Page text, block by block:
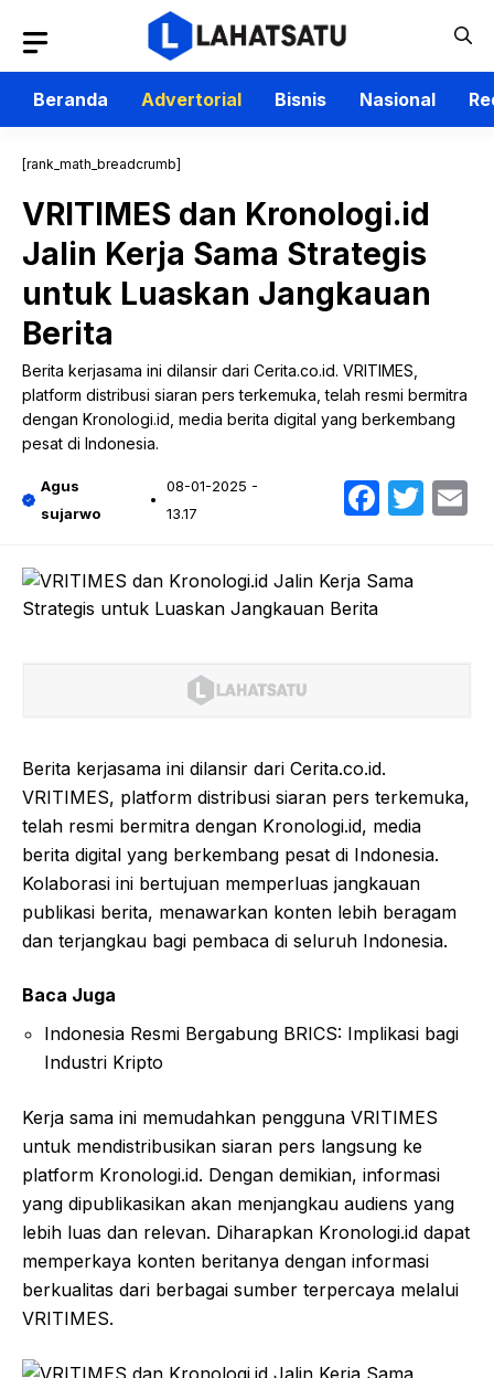
isi
Beranda
Advertorial Bisnis Nasional
[rank_math_breadcrumb]
VRITIMES dan Kronologi.id
Jalin Kerja Sama Strategis
untuk Luaskan Jangkauan
Berita
Berita kerjasama ini dilansir dari Cerita.co.id. VRITIMES,
platform distribusi siaran pers terkemuka, telah resmi bermitra
dengan Kronologi.id, media berita digital yang berkembang
pesat di Indonesia.
Agus
sujarwo
08-01-2025 -
13.17
Berita kerjasama ini dilansir dari Cerita.co.id.
VRITIMES, platform distribusi siaran pers terkemuka,
telah resmi bermitra dengan Kronologi.id, media
berita digital yang berkembang pesat di Indonesia.
Kolaborasi ini bertujuan memperluas jangkauan
publikasi berita, menawarkan konten lebih beragam
dan terjangkau bagi pembaca di seluruh Indonesia.
Baca Juga
Indonesia Resmi Bergabung BRICS: Implikasi bagi
Industri Kripto
Kerja sama ini memudahkan pengguna VRITIMES
untuk mendistribusikan siaran pers langsung ke
platform Kronologi.id. Dengan demikian, informasi
yang dipublikasikan akan menjangkau audiens yang
lebih luas dan relevan. Diharapkan Kronologi.id dapat
memperkaya konten beritanya dengan informasi
berkualitas dari berbagai sumber terpercaya melalui
VRITIMES.